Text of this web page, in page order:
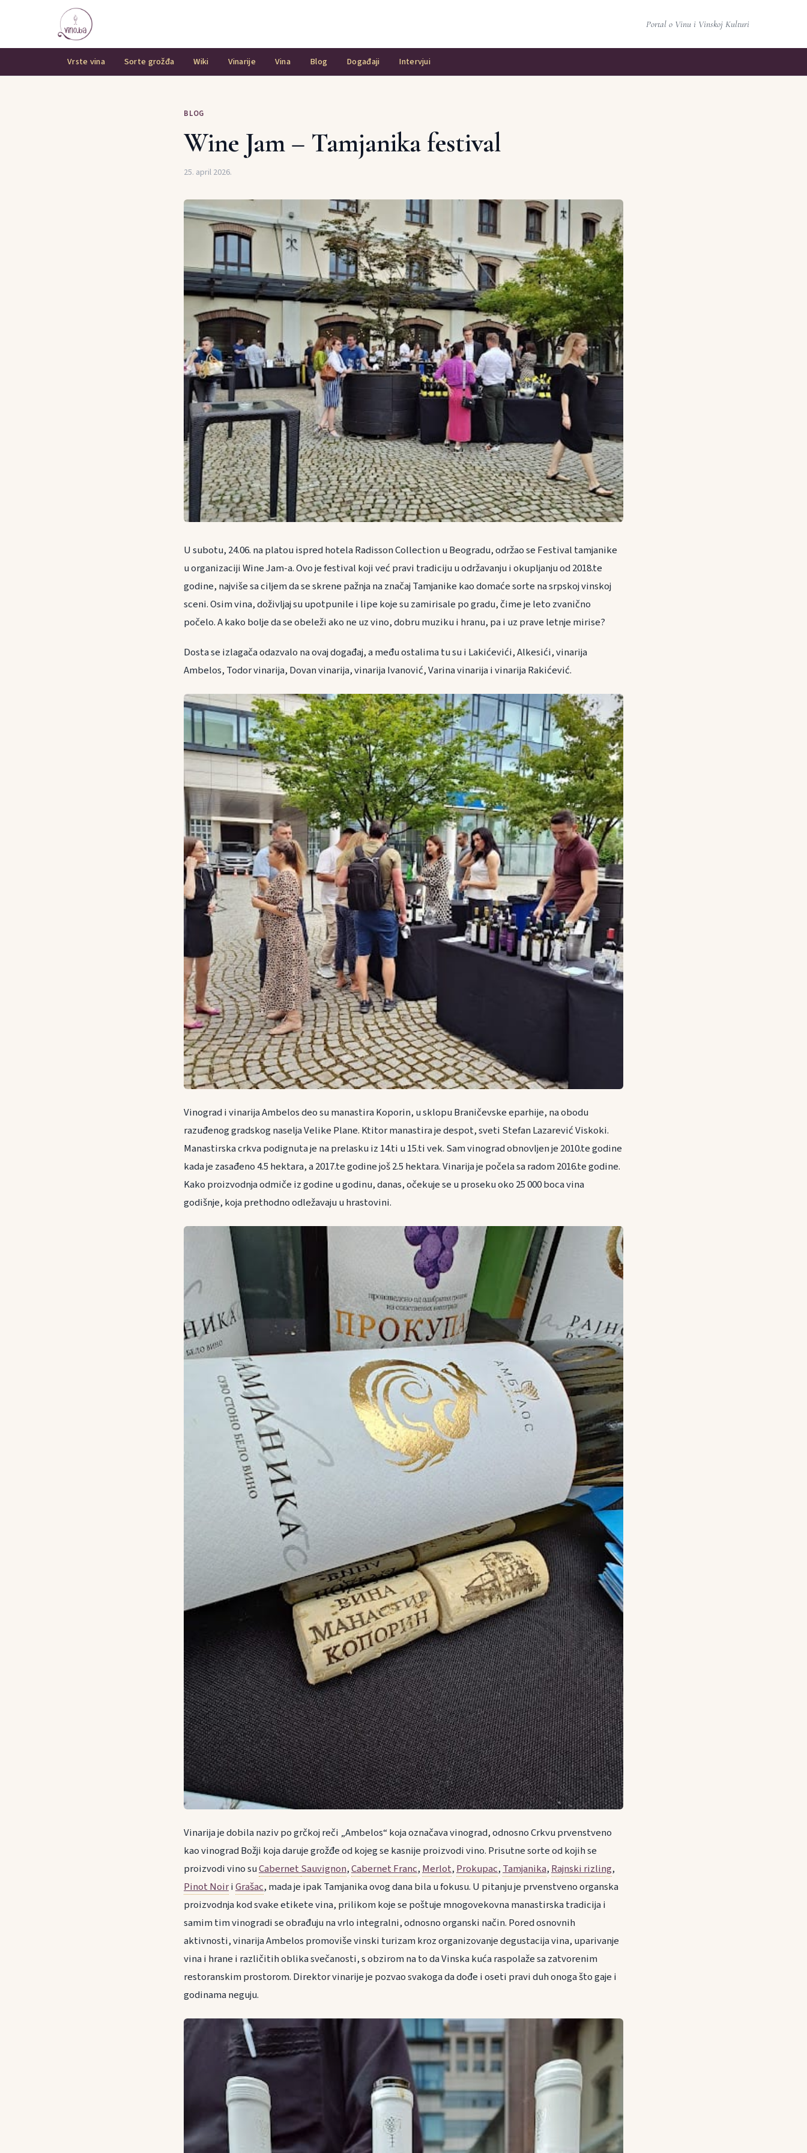
Portal o Vinu i Vinskoj Kulturi
Vrste vina Sorte grožđa Wiki Vinarije Vina Blog Događaji Intervjui
BLOG
Wine Jam – Tamjanika festival
25. april 2026.
U subotu, 24.06. na platou ispred hotela Radisson Collection u Beogradu, održao se Festival tamjanike
u organizaciji Wine Jam-a. Ovo je festival koji već pravi tradiciju u održavanju i okupljanju od 2018.te
godine, najviše sa ciljem da se skrene pažnja na značaj Tamjanike kao domaće sorte na srpskoj vinskoj
sceni. Osim vina, doživljaj su upotpunile i lipe koje su zamirisale po gradu, čime je leto zvanično
počelo. A kako bolje da se obeleži ako ne uz vino, dobru muziku i hranu, pa i uz prave letnje mirise?
Dosta se izlagača odazvalo na ovaj događaj, a među ostalima tu su i Lakićevići, Alkesići, vinarija
Ambelos, Todor vinarija, Dovan vinarija, vinarija Ivanović, Varina vinarija i vinarija Rakićević.
Vinograd i vinarija Ambelos deo su manastira Koporin, u sklopu Braničevske eparhije, na obodu
razuđenog gradskog naselja Velike Plane. Ktitor manastira je despot, sveti Stefan Lazarević Viskoki.
Manastirska crkva podignuta je na prelasku iz 14.ti u 15.ti vek. Sam vinograd obnovljen je 2010.te godine
kada je zasađeno 4.5 hektara, a 2017.te godine još 2.5 hektara. Vinarija je počela sa radom 2016.te godine.
Kako proizvodnja odmiče iz godine u godinu, danas, očekuje se u proseku oko 25 000 boca vina
godišnje, koja prethodno odležavaju u hrastovini.
Vinarija je dobila naziv po grčkoj reči „Ambelos“ koja označava vinograd, odnosno Crkvu prvenstveno
kao vinograd Božji koja daruje grožđe od kojeg se kasnije proizvodi vino. Prisutne sorte od kojih se
proizvodi vino suCabernetSauvignon,Cabernet Franc,Merlot,Prokupac,Tamjanika,Rajnski rizling,
Pinot NoiriGrašac, mada je ipak Tamjanika ovog dana bila u fokusu. U pitanju je prvenstveno organska
proizvodnja kod svake etikete vina, prilikom koje se poštuje mnogovekovna manastirska tradicija i
samim tim vinogradi se obrađuju na vrlo integralni, odnosno organski način. Pored osnovnih
aktivnosti, vinarija Ambelos promoviše vinski turizam kroz organizovanje degustacija vina, uparivanje
vina i hrane i različitih oblika svečanosti, s obzirom na to da Vinska kuća raspolaže sa zatvorenim
restoranskim prostorom. Direktor vinarije je pozvao svakoga da dođe i oseti pravi duh onoga što gaje i
godinama neguju.